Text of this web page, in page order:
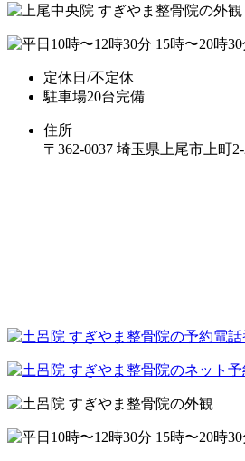
定休日/不定休
駐車場20台完備
住所
〒362-0037 埼玉県上尾市上町